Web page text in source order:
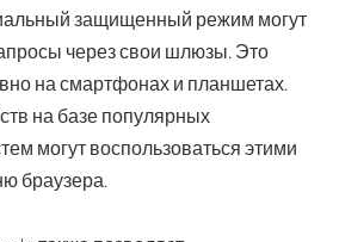
защищенный режим могут
через свои шлюзы. Это
на смартфонах и планшетах.
на базе популярных
могут воспользоваться этими
браузера.